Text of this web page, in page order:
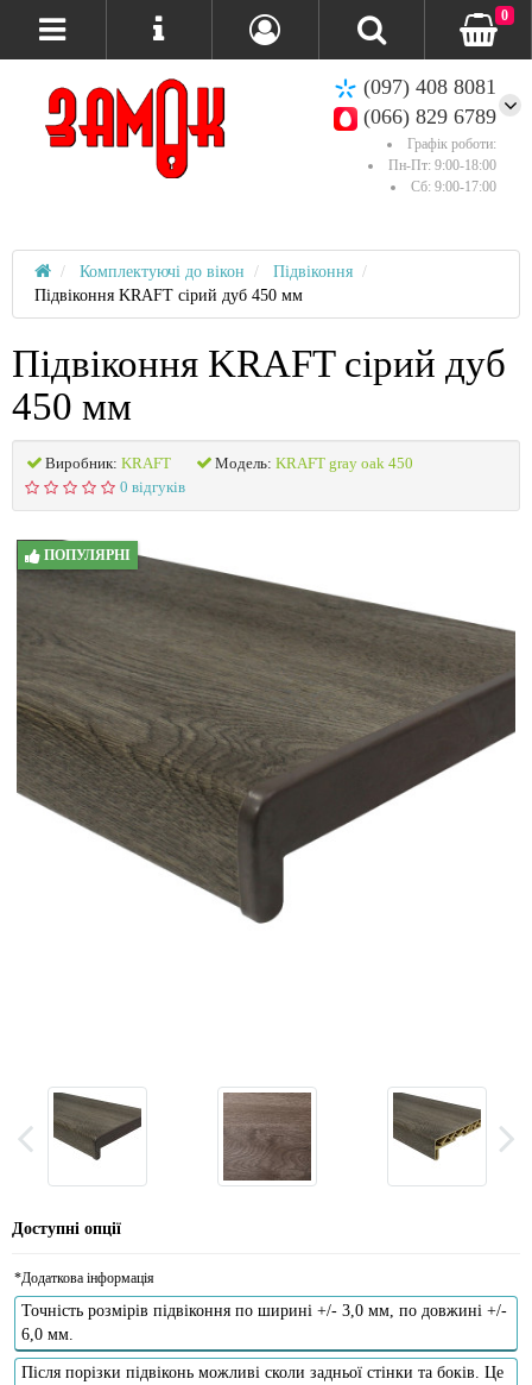
(097) 408 8081
(066) 829 6789
Графік роботи:
Пн-Пт: 9:00-18:00
Сб: 9:00-17:00
0
Комплектуючі до вікон
Підвіконня
Підвіконня KRAFT сірий дуб 450 мм
Підвіконня KRAFT сірий дуб
450 мм
Виробник: KRAFT Модель: KRAFT gray oak 450
0 відгуків
ПОПУЛЯРНІ
Доступні опції
*Додаткова інформація
Точність розмірів підвіконня по ширині +/- 3,0 мм, по довжині +/-
6,0 мм.
Після порізки підвіконь можливі сколи задньої стінки та боків. Це